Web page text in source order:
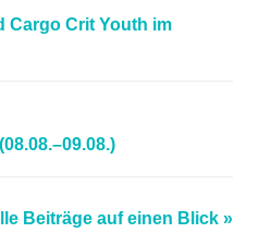
Cargo Crit Youth im
Beiträge auf einen Blick »